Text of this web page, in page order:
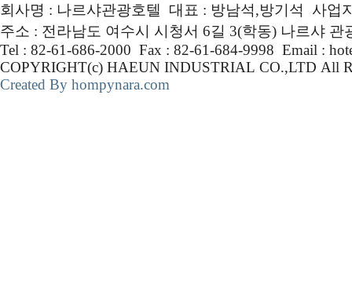
회사명 : 나르샤관광호텔 대표 : 방남석,방기석 사업
주소 : 전라남도 여수시 시청서 6길 3(학동) 나르샤 관
Tel : 82-61-686-2000 Fax : 82-61-684-9998 Email :
COPYRIGHT(c) HAEUN INDUSTRIAL CO.,LTD All
Created By hompynara.com